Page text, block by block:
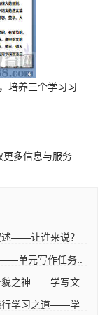
培养三个学习习
更多信息与服务
述——让谁来说？
——单元写作任务..
貌之神——学写文
行学习之道——学